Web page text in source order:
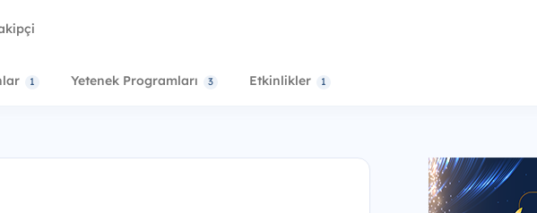
1 Yetenek Programları 3 Etkinlikler 1